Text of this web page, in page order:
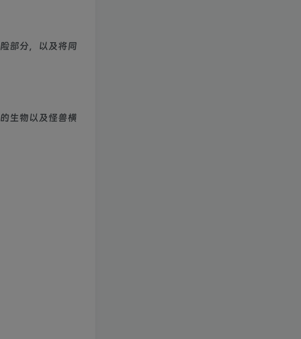
部分，以及将同
生物以及怪兽横